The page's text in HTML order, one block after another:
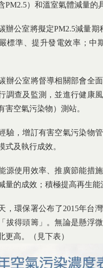
PM2.5）和溫室氣體減量的
辦公室將擬定PM2.5減量期
標準、提升發電效率；中
辦公室將督導相關部會全
調查及監測，並進行健康
害空氣污染物）測站。
驗，增訂有害空氣污染物
式及執行成效。
源使用效率、推廣節能措
量的成效；積極提高再生能
，環保署公布了2015年台
拔得頭籌」。無論是懸浮
更高。（見下表）